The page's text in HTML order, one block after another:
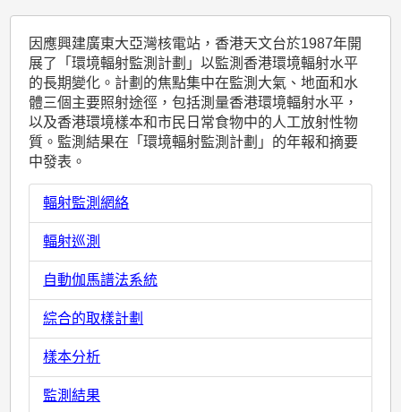
因應興建廣東大亞灣核電站，香港天文台於1987年開
展了「環境輻射監測計劃」以監測香港環境輻射水平
的長期變化。計劃的焦點集中在監測大氣、地面和水
體三個主要照射途徑，包括測量香港環境輻射水平，
以及香港環境樣本和市民日常食物中的人工放射性物
質。監測結果在「環境輻射監測計劃」的年報和摘要
中發表。
輻射監測網絡
輻射巡測
自動伽馬譜法系統
綜合的取樣計劃
樣本分析
監測結果